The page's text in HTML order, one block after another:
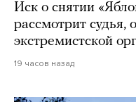
Иск о снятии
рассмотрит
экстремистской
19 часов назад